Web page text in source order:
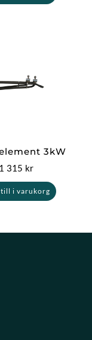
3kW
1 315 kr
till i varukorg